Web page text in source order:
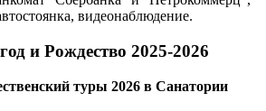
видеонаблюдение.
и Рождество 2025-2026
туры 2026 в Санатории